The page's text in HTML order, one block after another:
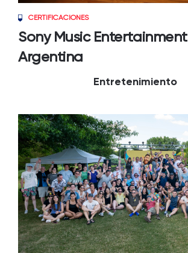
CERTIFICACIONES
Sony Music Entertainment
Argentina
Entretenimiento